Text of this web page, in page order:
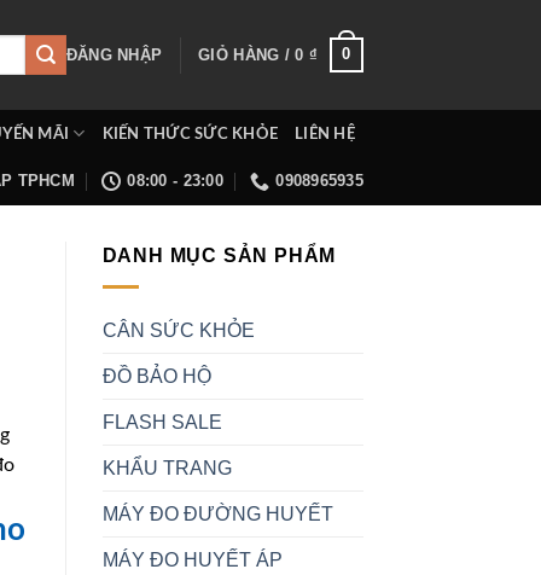
ĐĂNG NHẬP GIỎ HÀNG /0 ₫ 0
MÃI KIẾN THỨC SỨC KHỎE LIÊN HỆ
TPHCM 08:00 - 23:00 0908965935
DANH MỤC SẢN PHẨM
CÂN SỨC KHỎE
ĐỒ BẢO HỘ
FLASH SALE
KHẨU TRANG
MÁY ĐO ĐƯỜNG HUYẾT
MÁY ĐO HUYẾT ÁP